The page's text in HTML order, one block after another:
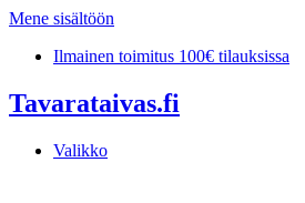
Mene sisältöön
Ilmainen toimitus 100€ tilauksissa
Tavarataivas.fi
Valikko